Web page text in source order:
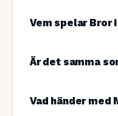
Vem spelar Bror
Är det samma
Vad händer med